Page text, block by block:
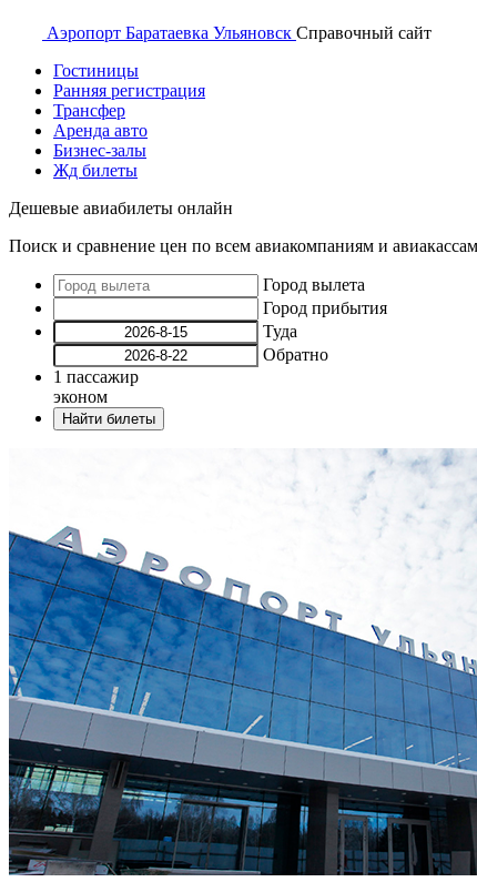
Аэропорт Баратаевка Ульяновск Справочный сайт
Гостиницы
Ранняя регистрация
Трансфер
Аренда авто
Бизнес-залы
Жд билеты
Дешевые авиабилеты онлайн
Поиск и сравнение цен по всем авиакомпаниям и авиакассам
Город вылета
Город прибытия
Туда
Обратно
1 пассажир
эконом
Найти билеты